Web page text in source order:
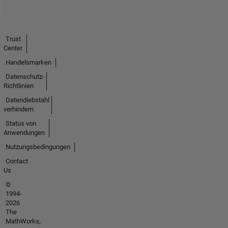
Trust
Center
Handelsmarken
Datenschutz-
Richtlinien
Datendiebstahl
verhindern
Status von
Anwendungen
Nutzungsbedingungen
Contact
Us
©
1994-
2026
The
MathWorks,